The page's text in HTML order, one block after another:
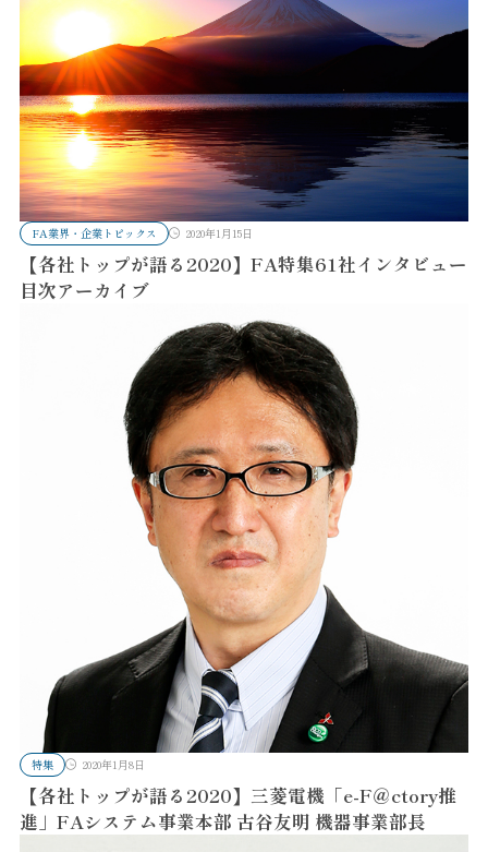
FA業界・企業トピックス 2020年1月15日
【各社トップが語る2020】FA特集61社インタビュー
目次アーカイブ
特集 2020年1月8日
【各社トップが語る2020】三菱電機「e-F＠ctory推
進」FAシステム事業本部 古谷友明 機器事業部長